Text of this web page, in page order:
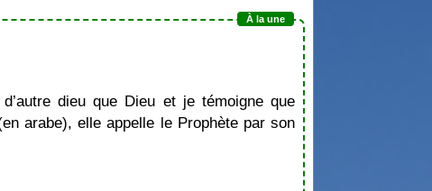
dieu que Dieu et je témoigne que
arabe), elle appelle le Prophète par son